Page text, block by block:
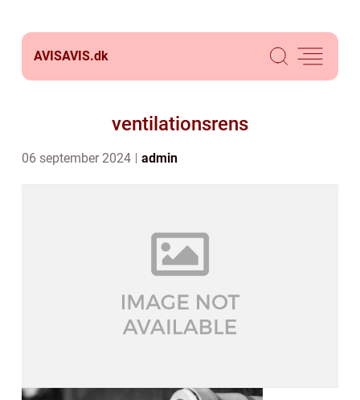
AVISAVIS.dk
ventilationsrens
06 september 2024 admin